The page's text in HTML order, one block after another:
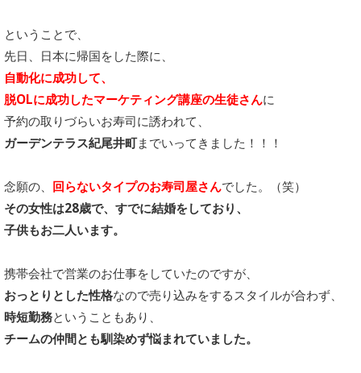
ということで、
先日、日本に帰国をした際に、
自動化に成功して、
脱OLに成功したマーケティング講座の生徒さんに
予約の取りづらいお寿司に誘われて、
ガーデンテラス紀尾井町までいってきました！！！
念願の、 回らないタイプのお寿司屋さんでした。（笑）
その女性は28歳で、すでに結婚をしており、
子供もお二人います。
携帯会社で営業のお仕事をしていたのですが、
おっとりとした性格なので売り込みをするスタイルが合わず、
時短勤務ということもあり、
チームの仲間とも馴染めず悩まれていました。